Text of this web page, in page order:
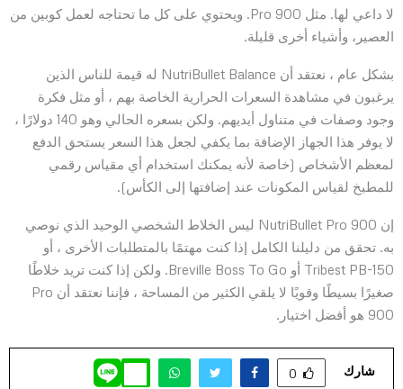
لا داعي لها. مثل Pro 900. ويحتوي على كل ما تحتاجه لعمل كوبين من
العصير، وأشياء أخرى قليلة.
بشكل عام ، نعتقد أن NutriBullet Balance له قيمة للناس الذين
يرغبون في مشاهدة السعرات الحرارية الخاصة بهم ، أو مثل فكرة
وجود وصفات في متناول أيديهم. ولكن بسعره الحالي وهو 140 دولارًا ،
لا يوفر هذا الجهاز الإضافة بما يكفي لجعل هذا السعر يستحق الدفع
لمعظم الأشخاص (خاصة لأنه يمكنك استخدام أي مقياس رقمي
للمطبخ لقياس المكونات عند إضافتها إلى الكأس).
إن NutriBullet Pro 900 ليس الخلاط الشخصي الوحيد الذي نوصي
به. تحقق من دليلنا الكامل إذا كنت مهتمًا بالمتطلبات الأخرى ، أو
Tribest PB-150 أو Breville Boss To Go. ولكن إذا كنت تريد خلاطًا
صغيرًا بسيطًا وقويًا لا يلقي الكثير من المساحة ، فإننا نعتقد أن Pro
900 هو أفضل اختيار.
شارك 0